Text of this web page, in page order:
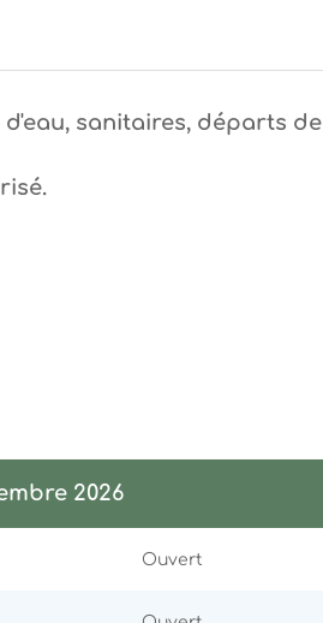
sanitaires, départs de
2026
Ouvert